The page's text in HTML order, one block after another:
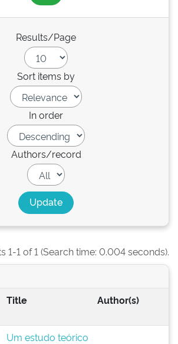
Results/Page
Sort items by
In order
Authors/record
1-1 of 1 (Search time: 0.004 seconds).
Title Author(s)
Um estudo teórico